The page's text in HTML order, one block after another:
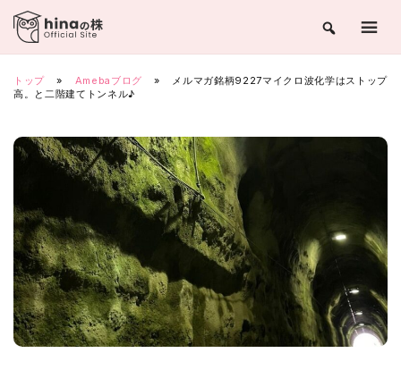
Skip
content
トップ » Amebaブログ »
メルマガ銘柄9227マイクロ波化学はストップ
高。と二階建てトンネル♪